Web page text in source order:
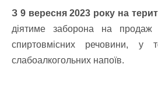
З 9 вересня 2023 року на
діятиме заборона на продаж
спиртовмісних речовини, у
слабоалкогольних напоїв.